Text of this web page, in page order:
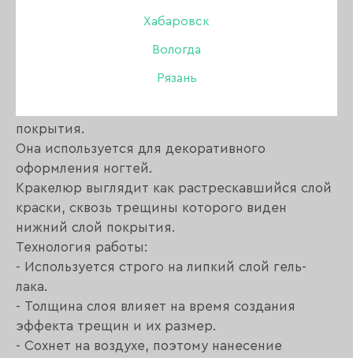
Хабаровск
Вологда
Рязань
покрытия.
Она используется для декоративного
оформления ногтей.
Кракелюр выглядит как растрескавшийся слой
краски, сквозь трещины которого виден
нижний слой покрытия.
Технология работы:
- Используется строго на липкий слой гель-
лака.
- Толщина слоя влияет на время создания
эффекта трещин и их размер.
- Сохнет на воздухе, поэтому нанесение